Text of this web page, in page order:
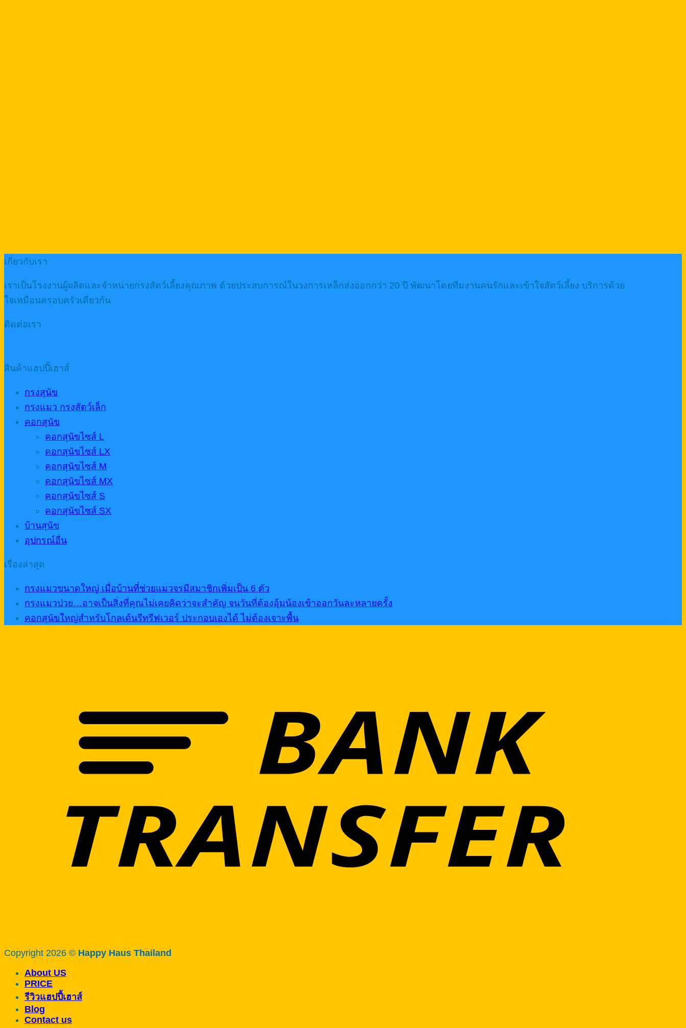
เกี่ยวกับเรา
เราเป็นโรงงานผู้ผลิตและจำหน่ายกรงสัตว์เลี้ยงคุณภาพ ด้วยประสบการณ์ในวงการเหล็กส่งออกกว่า 20 ปี พัฒนาโดยทีมงานคนรักและเข้าใจสัตว์เลี้ยง บริการด้วย
ใจเหมือนครอบครัวเดียวกัน
ติดต่อเรา
สินค้าแฮปปี้เฮาส์
กรงสุนัข
กรงแมว กรงสัตว์เล็ก
คอกสุนัข
คอกสุนัขไซส์ L
คอกสุนัขไซส์ LX
คอกสุนัขไซส์ M
คอกสุนัขไซส์ MX
คอกสุนัขไซส์ S
คอกสุนัขไซส์ SX
บ้านสุนัข
อุปกรณ์อื่น
เรื่องล่าสุด
กรงแมวขนาดใหญ่ เมื่อบ้านที่ช่วยแมวจรมีสมาชิกเพิ่มเป็น 6 ตัว
กรงแมวป่วย…อาจเป็นสิ่งที่คุณไม่เคยคิดว่าจะสำคัญ จนวันที่ต้องอุ้มน้องเข้าออกวันละหลายครั้ง
คอกสุนัขใหญ่สำหรับโกลเด้นรีทรีฟเวอร์ ประกอบเองได้ ไม่ต้องเจาะพื้น
Copyright 2026 © Happy Haus Thailand
About US
PRICE
รีวิวแฮปปี้เฮาส์
Blog
Contact us